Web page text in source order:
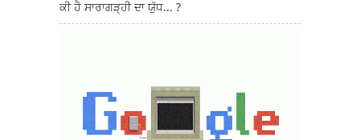
ਕੀ ਹੈ ਸਾਰਾਗੜ੍ਹੀ ਦਾ ਯੁੱਧ... ?